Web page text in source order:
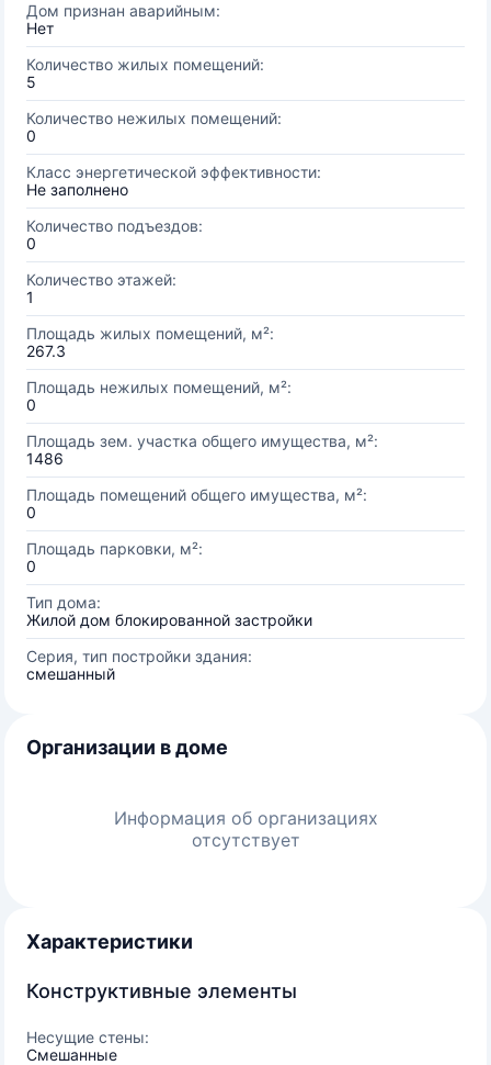
Дом признан аварийным:
Нет
Количество жилых помещений:
5
Количество нежилых помещений:
0
Класс энергетической эффективности:
Не заполнено
Количество подъездов:
0
Количество этажей:
1
Площадь жилых помещений, м²:
267.3
Площадь нежилых помещений, м²:
0
Площадь зем. участка общего имущества, м²:
1486
Площадь помещений общего имущества, м²:
0
Площадь парковки, м²:
0
Тип дома:
Жилой дом блокированной застройки
Серия, тип постройки здания:
смешанный
Организации в доме
Информация об организациях
отсутствует
Характеристики
Конструктивные элементы
Несущие стены:
Смешанные